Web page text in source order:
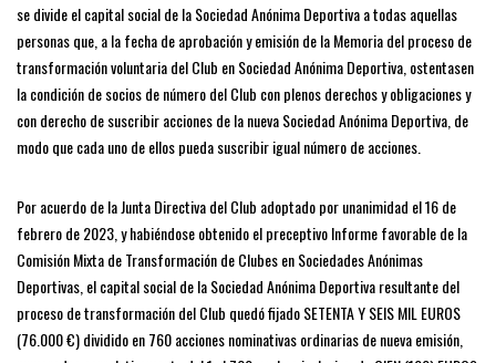
se divide el capital social de la Sociedad Anónima Deportiva a todas aquellas
personas que, a la fecha de aprobación y emisión de la Memoria del proceso de
transformación voluntaria del Club en Sociedad Anónima Deportiva, ostentasen
la condición de socios de número del Club con plenos derechos y obligaciones y
con derecho de suscribir acciones de la nueva Sociedad Anónima Deportiva, de
modo que cada uno de ellos pueda suscribir igual número de acciones.
Por acuerdo de la Junta Directiva del Club adoptado por unanimidad el 16 de
febrero de 2023, y habiéndose obtenido el preceptivo Informe favorable de la
Comisión Mixta de Transformación de Clubes en Sociedades Anónimas
Deportivas, el capital social de la Sociedad Anónima Deportiva resultante del
proceso de transformación del Club quedó fijado SETENTA Y SEIS MIL EUROS
(76.000 €) dividido en 760 acciones nominativas ordinarias de nueva emisión,